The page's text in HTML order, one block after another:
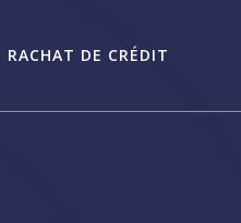
RACHAT DE CRÉDIT